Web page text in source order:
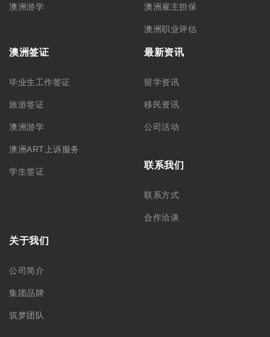
澳洲游学 澳洲雇主担保
澳洲职业评估
澳洲签证
毕业生工作签证
旅游签证
澳洲游学
澳洲ART上诉服务
学生签证
最新资讯
留学资讯
移民资讯
公司活动
联系我们
联系方式
合作洽谈
关于我们
公司简介
集团品牌
筑梦团队